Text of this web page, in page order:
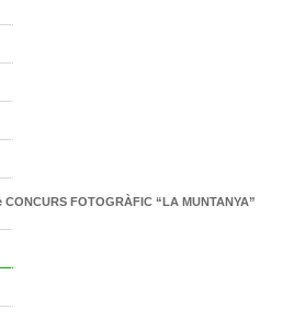
CONCURS FOTOGRÀFIC “LA MUNTANYA”